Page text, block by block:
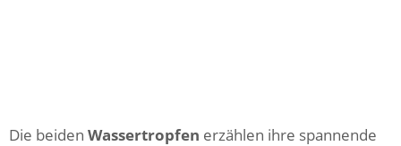
Die beiden Wassertropfen erzählen ihre spannende